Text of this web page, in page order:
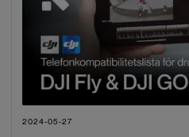
2024-05-27